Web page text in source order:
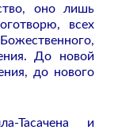
оно лишь
всех
До новой
до нового
Тасачена и